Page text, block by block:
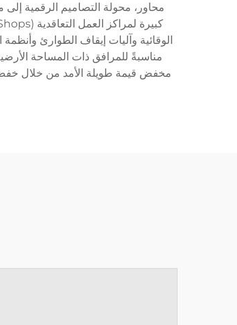
محاور، محولة التصاميم الرقمية إلى
الوقائية وآليات إيقاف الطوارئ
مناسبةً للمرافق ذات المساحة
مخفض قيمة طويلة الأمد من خلال